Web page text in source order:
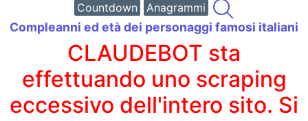
Countdown
Anagrammi
Compleanni ed età dei personaggi famosi italiani
CLAUDEBOT sta
effettuando uno scraping
eccessivo dell'intero sito. Si